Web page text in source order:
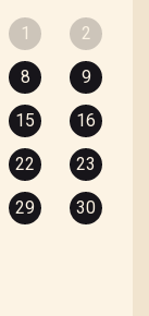
1 2
8 9
15 16
22 23
29 30